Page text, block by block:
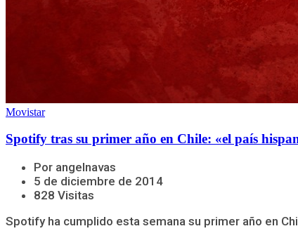
Movistar
Spotify tras su primer año en Chile: «el país
Por angelnavas
5 de diciembre de 2014
828 Visitas
Spotify ha cumplido esta semana su primer año en